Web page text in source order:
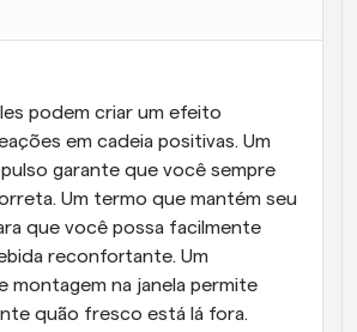
potenciado com chamadas
impulsionadas por IA
atualizado com as últimas notícias e
clientes em minutos
Dinâmico
de forma fluida com várias pessoas
podem criar um efeito
em cadeia positivas. Um
garante que você sempre
Um termo que mantém seu
que você possa facilmente
reconfortante. Um
montagem na janela permite
quão fresco está lá fora.